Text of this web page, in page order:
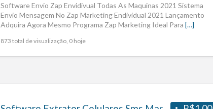
Software Envio Zap Envidivual Todas As Maquinas 2021 Sistema
Envio Mensagem No Zap Marketing Endividual 2021 Lançamento
Adquira Agora Mesmo Programa Zap Marketing Ideal Para […]
873 total de visualização, 0 hoje